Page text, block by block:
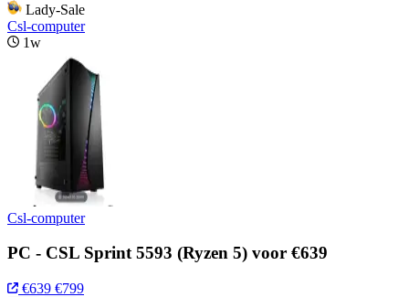
Lady-Sale
Csl-computer
1w
Csl-computer
PC - CSL Sprint 5593 (Ryzen 5) voor €639
€639 €799